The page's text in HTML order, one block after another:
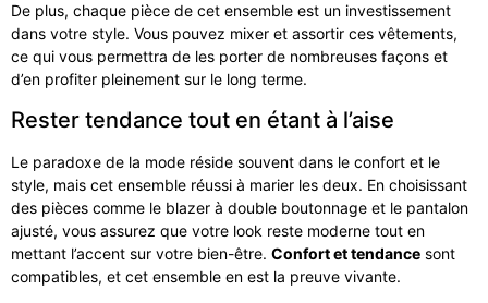
De plus, chaque pièce de cet ensemble est un investissement
dans votre style. Vous pouvez mixer et assortir ces vêtements,
ce qui vous permettra de les porter de nombreuses façons et
d’en profiter pleinement sur le long terme.
Rester tendance tout en étant à l’aise
Le paradoxe de la mode réside souvent dans le confort et le
style, mais cet ensemble réussi à marier les deux. En choisissant
des pièces comme le blazer à double boutonnage et le pantalon
ajusté, vous assurez que votre look reste moderne tout en
mettant l’accent sur votre bien-être. Confort et tendance sont
compatibles, et cet ensemble en est la preuve vivante.